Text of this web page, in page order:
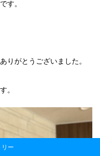
す。
りがとうございました。
。
リー